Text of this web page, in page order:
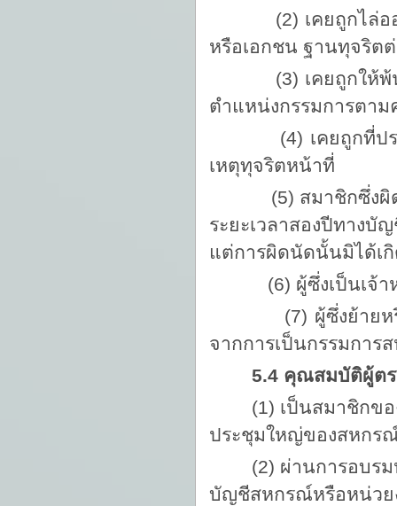
(2) เคยถูกไล่ออก
หรือเอกชน ฐานทุจริต
(3) เคยถูกให้พ้นจ
ตำแหน่งกรรมการตา
(4) เคยถูกที่ประชุ
เหตุทุจริตหน้าที่
(5) สมาชิกซึ่งผิดนัด
ระยะเวลาสองปีทาง
แต่การผิดนัดนั้นมิได้เ
(6) ผู้ซึ่งเป็นเจ้า
(7) ผู้ซึ่งย้ายหรือโ
จากการเป็นกรรมการ
5.4 คุณสมบัติผู้ต
(1) เป็นสมาชิกข
ประชุมใหญ่ของสหกร
(2) ผ่านการอบร
บัญชีสหกรณ์หรือหน่วย